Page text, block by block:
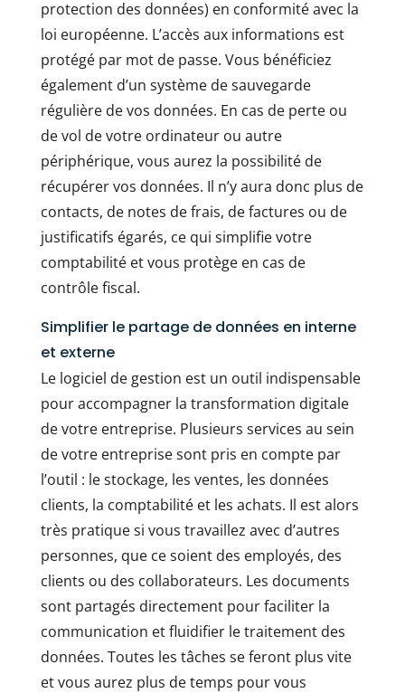
protection des données) en conformité avec la
loi européenne. L’accès aux informations est
protégé par mot de passe. Vous bénéficiez
également d’un système de sauvegarde
régulière de vos données. En cas de perte ou
de vol de votre ordinateur ou autre
périphérique, vous aurez la possibilité de
récupérer vos données. Il n’y aura donc plus de
contacts, de notes de frais, de factures ou de
justificatifs égarés, ce qui simplifie votre
comptabilité et vous protège en cas de
contrôle fiscal.
Simplifier le partage de données en interne
et externe
Le logiciel de gestion est un outil indispensable
pour accompagner la transformation digitale
de votre entreprise. Plusieurs services au sein
de votre entreprise sont pris en compte par
l’outil : le stockage, les ventes, les données
clients, la comptabilité et les achats. Il est alors
très pratique si vous travaillez avec d’autres
personnes, que ce soient des employés, des
clients ou des collaborateurs. Les documents
sont partagés directement pour faciliter la
communication et fluidifier le traitement des
données. Toutes les tâches se feront plus vite
et vous aurez plus de temps pour vous